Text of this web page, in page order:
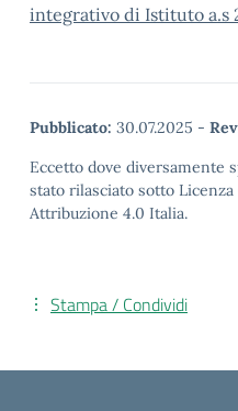
integrativo di Istituto a.s
Pubblicato: 30.07.2025 -
Eccetto dove diversamente
stato rilasciato sotto
Attribuzione 4.0 Italia.
Stampa / Condividi